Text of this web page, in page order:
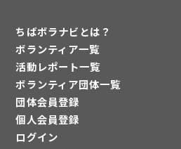
ゲ
ー
シ
ョ
ン
ちばボラナビとは？
ボランティア一覧
活動レポート一覧
ボランティア団体一覧
団体会員登録
個人会員登録
ログイン